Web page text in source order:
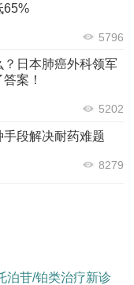
65%
5796
日本肺癌外科领军
案！
5202
段解决耐药难题
8279
泊苷/铂类治疗新诊